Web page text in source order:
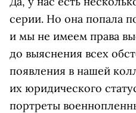
серии. Но она попала
и мы не имеем права
до выяснения всех
появления в нашей
их юридического
портреты